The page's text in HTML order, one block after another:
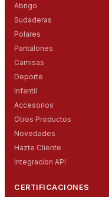
Abrigo
Sudaderas
Polares
Pantalones
Camisas
Deporte
Infantil
Accesorios
Otros Productos
Novedades
Hazte Cliente
Integracion API
CERTIFICACIONES